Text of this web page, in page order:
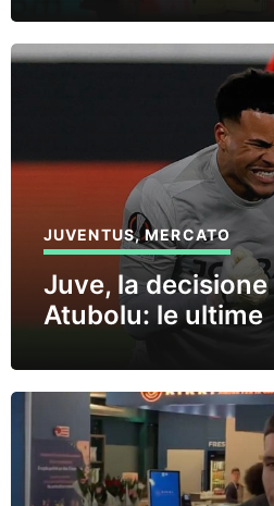
JUVENTUS,MERCATO
Juve, la
Atubolu: le ultime